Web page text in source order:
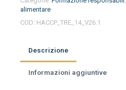
regione
Trentino
Panificio
alimentare
COD: HACCP_TRE_14_V26.1
Descrizione
Informazioni aggiuntive